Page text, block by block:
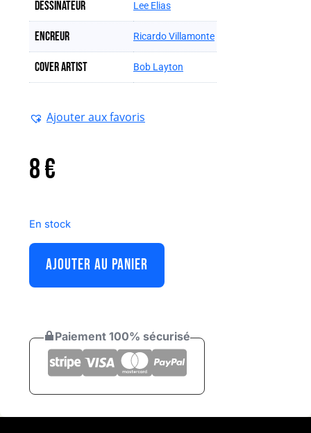
Dessinateur Lee Elias
Encreur Ricardo Villamonte
Cover artist Bob Layton
Ajouter aux favoris
8€
En stock
AJOUTER AU PANIER
Paiement 100% sécurisé